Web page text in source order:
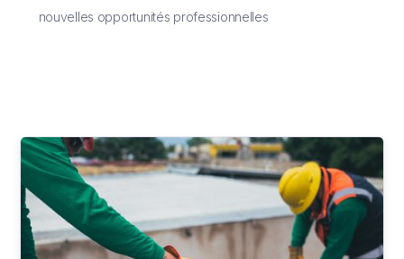
nouvelles opportunités professionnelles